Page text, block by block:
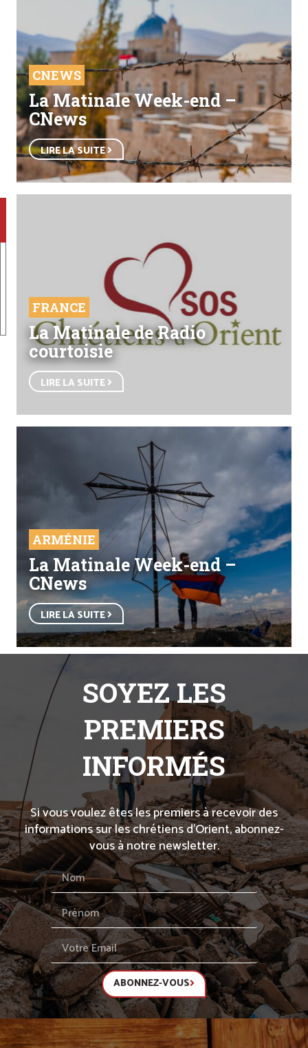
CNEWS
La Matinale Week-end –
CNews
LIRE LA SUITE
FRANCE
La Matinale de Radio
courtoisie
LIRE LA SUITE
ARMÉNIE
La Matinale Week-end –
CNews
LIRE LA SUITE
SOYEZ LES
PREMIERS
INFORMÉS
Si vous voulez êtes les premiers à recevoir des
informations sur les chrétiens d’Orient, abonnez-
vous à notre newsletter.
ABONNEZ-VOUS